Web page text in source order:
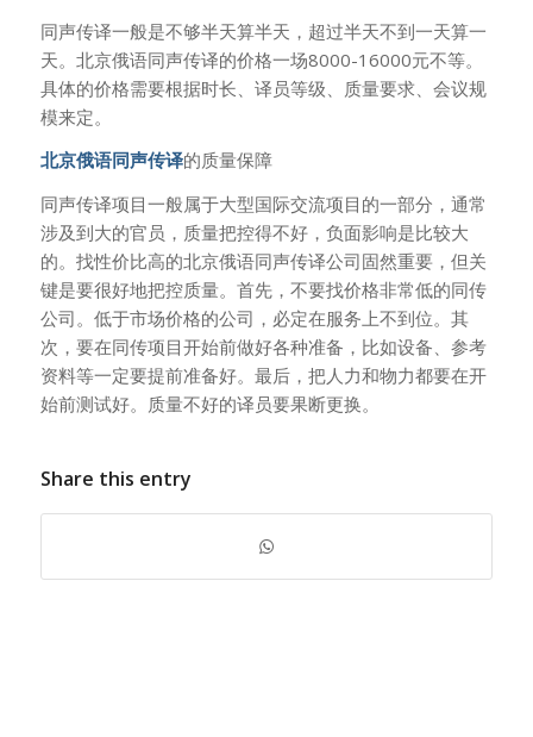
同声传译一般是不够半天算半天，超过半天不到一天算一
天。北京俄语同声传译的价格一场8000-16000元不等。
具体的价格需要根据时长、译员等级、质量要求、会议规
模来定。
北京俄语同声传译的质量保障
同声传译项目一般属于大型国际交流项目的一部分，通常
涉及到大的官员，质量把控得不好，负面影响是比较大
的。找性价比高的北京俄语同声传译公司固然重要，但关
键是要很好地把控质量。首先，不要找价格非常低的同传
公司。低于市场价格的公司，必定在服务上不到位。其
次，要在同传项目开始前做好各种准备，比如设备、参考
资料等一定要提前准备好。最后，把人力和物力都要在开
始前测试好。质量不好的译员要果断更换。
Share this entry